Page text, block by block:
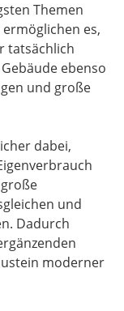
Themen
es,
tatsächlich
ebenso
und große
dabei,
und
Dadurch
moderner